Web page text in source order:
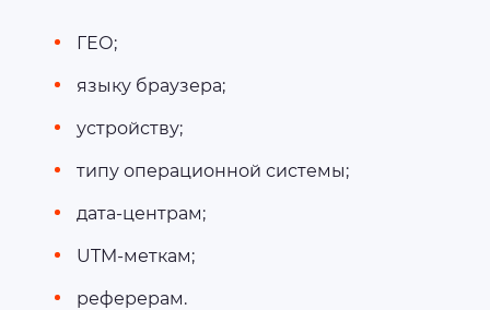
ГЕО;
языку браузера;
устройству;
типу операционной системы;
дата-центрам;
UTM-меткам;
реферерам.